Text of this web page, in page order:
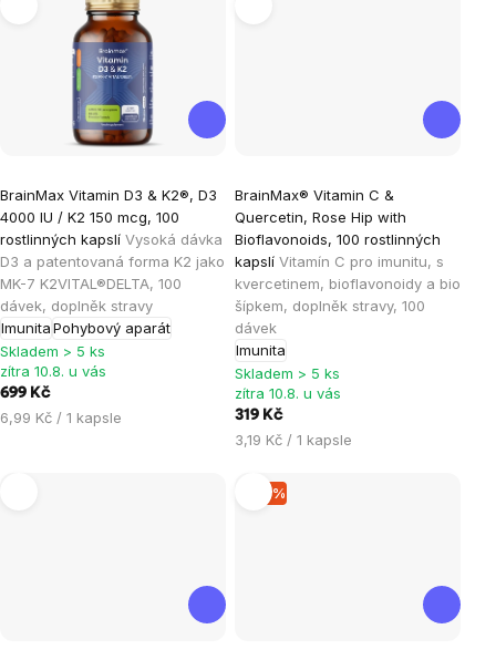
BrainMax Vitamin D3 & K2®, D3
4000 IU / K2 150 mcg, 100
rostlinných kapslí Vysoká dávka
D3 a patentovaná forma K2 jako
MK-7 K2VITAL®DELTA, 100
dávek, doplněk stravy
ImunitaPohybový aparát
hodnocení
produktu
je
5,0
z
5
hvězdiček.
Skladem > 5 ks
zítra 10.8. u vás
699 Kč
Měrná
6,99 Kč / 1 kapsle
BrainMax® Vitamin C &
Quercetin, Rose Hip with
Bioflavonoids, 100 rostlinných
kapslí Vitamín C pro imunitu, s
kvercetinem, bioflavonoidy a bio
šípkem, doplněk stravy, 100
dávek
Imunita
hodnocení
produktu
je
5,0
z
5
hvězdiček.
Skladem > 5 ks
zítra 10.8. u vás
319 Kč
Měrná
3,19 Kč / 1 kapsle
–10 %